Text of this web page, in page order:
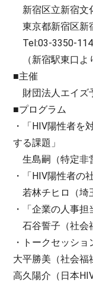
新宿区立新宿文
東京都新宿区新
Tel:03-3350-
（新宿駅東口よ
■主催
財団法人エイズ
■プログラム
・「HIV陽性者を
する課題」
生島嗣（特定非
・「HIV陽性者の
若林チヒロ（埼
・「企業の人事
石谷誓子（社会
・トークセッショ
大平勝美（社会福
高久陽介（日本